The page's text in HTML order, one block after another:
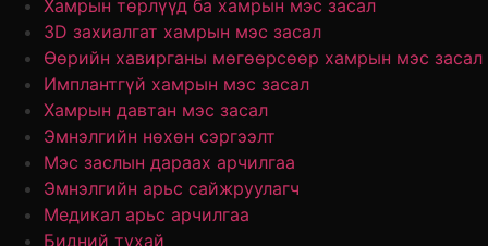
Хамрын төрлүүд ба хамрын мэс засал
3D захиалгат хамрын мэс засал
Өөрийн хавирганы мөгөөрсөөр хамрын мэс засал
Имплантгүй хамрын мэс засал
Хамрын давтан мэс засал
Эмнэлгийн нөхөн сэргээлт
Мэс заслын дараах арчилгаа
Эмнэлгийн арьс сайжруулагч
Медикал арьс арчилгаа
Бидний тухай